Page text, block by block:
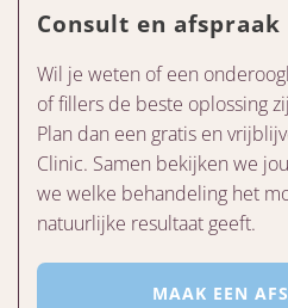
Consult en afspraak
Wil je weten of een
of fillers de beste oplossing
Plan dan een gratis en
Clinic. Samen bekijken we
we welke behandeling het
natuurlijke resultaat geeft.
MAAK EEN